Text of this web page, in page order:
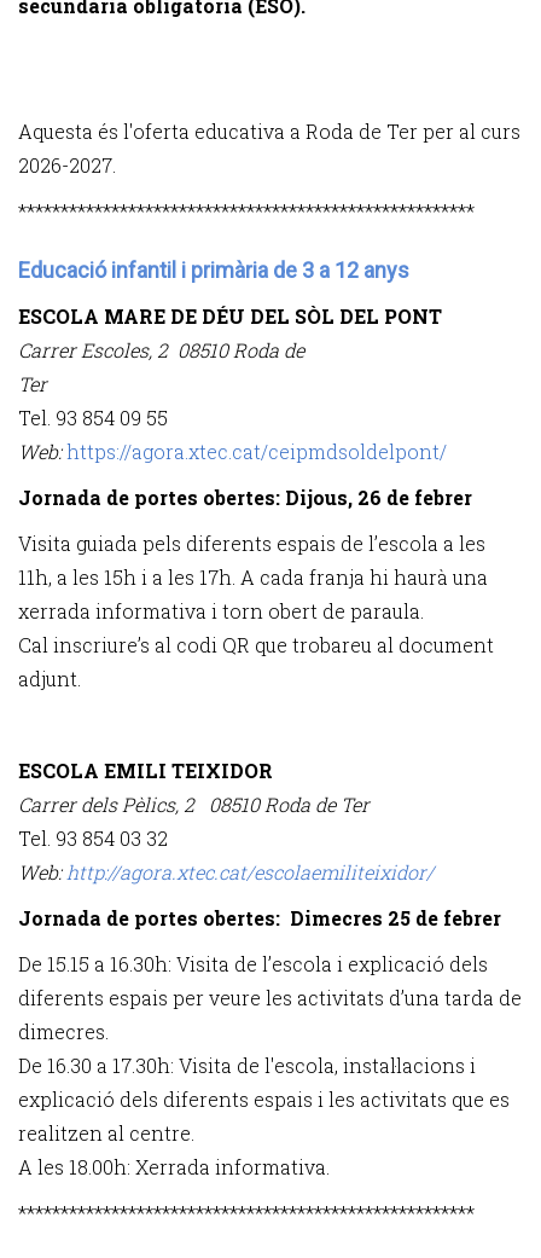
secundària obligatòria (ESO).
Aquesta és l'oferta educativa a Roda de Ter per al curs
2026-2027.
******************************************************
Educació infantil i primària de 3 a 12 anys
ESCOLA MARE DE DÉU DEL SÒL DEL PONT
Carrer Escoles, 2 08510 Roda de
Ter
Tel. 93 854 09 55
Web:https://agora.xtec.cat/ceipmdsoldelpont/
Jornada de portes obertes: Dijous, 26 de febrer
Visita guiada pels diferents espais de l’escola a les
11h, a les 15h i a les 17h. A cada franja hi haurà una
xerrada informativa i torn obert de paraula.
Cal inscriure’s al codi QR que trobareu al document
adjunt.
ESCOLA EMILI TEIXIDOR
Carrer dels Pèlics, 2 08510 Roda de Ter
Tel. 93 854 03 32
Web: http://agora.xtec.cat/escolaemiliteixidor/
Jornada de portes obertes: Dimecres 25 de febrer
De 15.15 a 16.30h: Visita de l’escola i explicació dels
diferents espais per veure les activitats d’una tarda de
dimecres.
De 16.30 a 17.30h: Visita de l'escola, instal·lacions i
explicació dels diferents espais i les activitats que es
realitzen al centre.
A les 18.00h: Xerrada informativa.
******************************************************